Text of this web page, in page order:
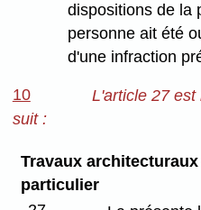
dispositions de la
personne ait été
d'une infraction
10
L'article 27
suit :
Travaux
particulier